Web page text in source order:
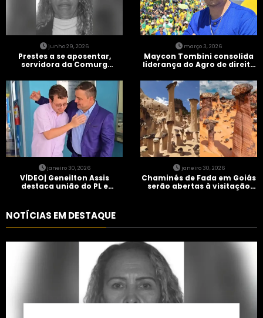
junho 29, 2026
Prestes a se aposentar,
servidora da Comurg
entra em protocolo de
morte encefálica
março 3, 2026
Maycon Tombini consolida
liderança do Agro de direita
Brasil” em Goiânia
janeiro 30, 2026
VÍDEO| Geneilton Assis
destaca união do PL e
janeiro 30, 2026
Chaminés de Fada em Goiás
serão abertas à visitação
NOTÍCIAS EM DESTAQUE